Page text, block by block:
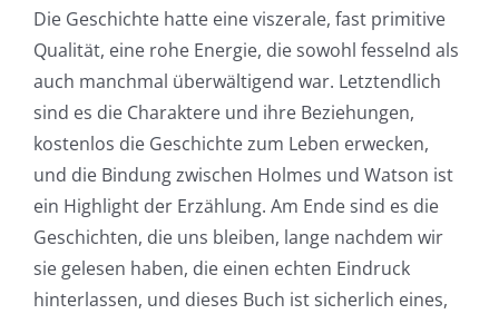
Die Geschichte hatte eine viszerale, fast primitive
Qualität, eine rohe Energie, die sowohl fesselnd als
auch manchmal überwältigend war. Letztendlich
sind es die Charaktere und ihre Beziehungen,
kostenlos die Geschichte zum Leben erwecken,
und die Bindung zwischen Holmes und Watson ist
ein Highlight der Erzählung. Am Ende sind es die
Geschichten, die uns bleiben, lange nachdem wir
sie gelesen haben, die einen echten Eindruck
hinterlassen, und dieses Buch ist sicherlich eines,